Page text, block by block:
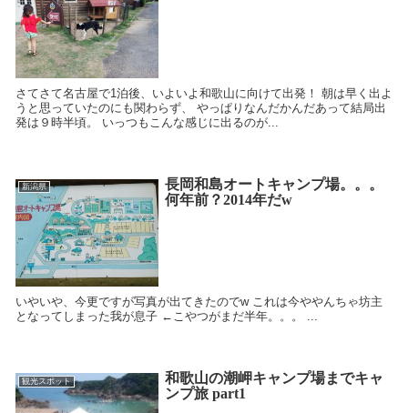
さてさて名古屋で1泊後、いよいよ和歌山に向けて出発！ 朝は早く出よ
うと思っていたのにも関わらず、 やっぱりなんだかんだあって結局出
発は９時半頃。 いっつもこんな感じに出るのが...
新潟県
長岡和島オートキャンプ場。。。
何年前？2014年だw
いやいや、今更ですが写真が出てきたのでw これは今ややんちゃ坊主
となってしまった我が息子 ←こやつがまだ半年。。。 ...
観光スポット
和歌山の潮岬キャンプ場までキャ
ンプ旅 part1